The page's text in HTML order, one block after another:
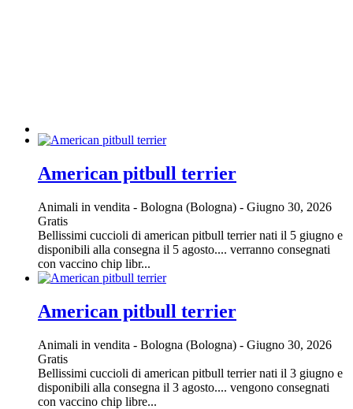
American pitbull terrier
Animali in vendita - Bologna (Bologna) - Giugno 30, 2026
Gratis
Bellissimi cuccioli di american pitbull terrier nati il 5 giugno e
disponibili alla consegna il 5 agosto.... verranno consegnati
con vaccino chip libr...
American pitbull terrier
Animali in vendita - Bologna (Bologna) - Giugno 30, 2026
Gratis
Bellissimi cuccioli di american pitbull terrier nati il 3 giugno e
disponibili alla consegna il 3 agosto.... vengono consegnati
con vaccino chip libre...